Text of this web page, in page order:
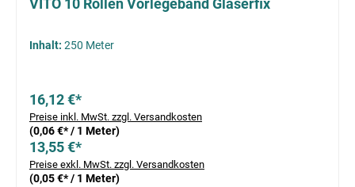
VITO 10 Rollen Vorlegeband Glaserfix
Inhalt: 250 Meter
16,12 €*
Preise inkl. MwSt. zzgl. Versandkosten
(0,06 €* / 1 Meter)
13,55 €*
Preise exkl. MwSt. zzgl. Versandkosten
(0,05 €* / 1 Meter)